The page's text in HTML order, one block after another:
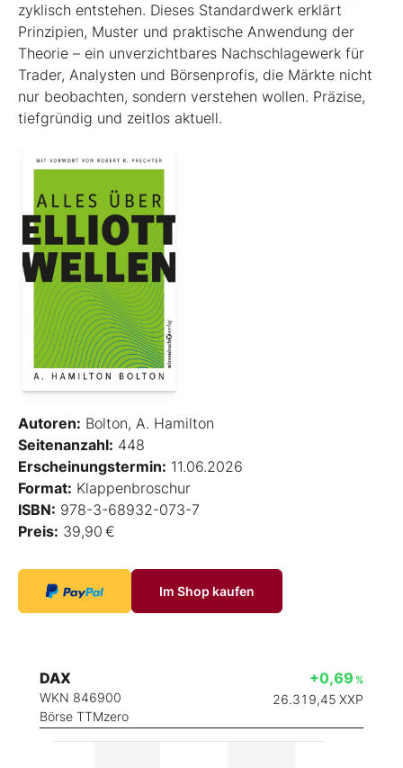
zyklisch entstehen. Dieses Standardwerk erklärt
Prinzipien, Muster und praktische Anwendung der
Theorie – ein unverzichtbares Nachschlagewerk für
Trader, Analysten und Börsenprofis, die Märkte nicht
nur beobachten, sondern verstehen wollen. Präzise,
tiefgründig und zeitlos aktuell.
Autoren: Bolton, A. Hamilton
Seitenanzahl: 448
Erscheinungstermin: 11.06.2026
Format: Klappenbroschur
ISBN: 978-3-68932-073-7
Preis: 39,90 €
Im Shop kaufen
DAX
WKN 846900
Börse TTMzero
+0,69 %
26.319,45 XXP